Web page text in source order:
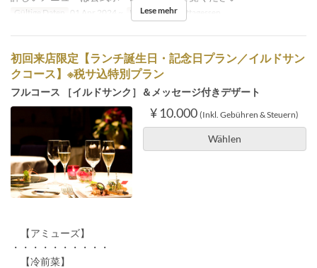
Gültige Daten 01 Apr 2024 ~ Mahlzeiten Mittagessen
Lese mehr
初回来店限定【ランチ誕生日・記念日プラン／イルドサン
クコース】※税サ込特別プラン
フルコース ［イルドサンク］＆メッセージ付きデザート
¥ 10.000 (Inkl. Gebühren & Steuern)
Wählen
【アミューズ】
・・・・・・・・・・
【冷前菜】